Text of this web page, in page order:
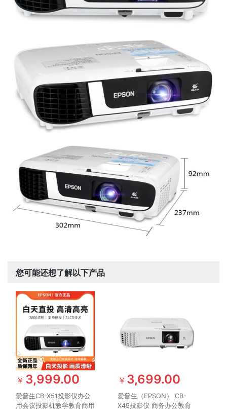
您可能还想了解以下产品
￥ 3,999.00
爱普生CB-X51投影仪办公
用会议投影机教学教育商用
￥ 3,699.00
爱普生（EPSON） CB-
X49投影仪 商务办公教育